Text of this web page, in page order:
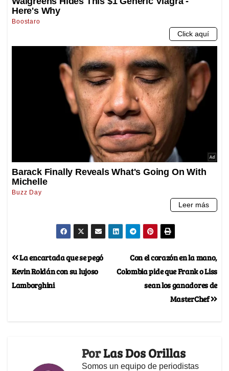
Con el corazón en la mano,
Colombia pide que Frank o Liss
sean los ganadores de
MasterChef
La encartada que se pegó
Kevin Roldán con su lujoso
Lamborghini
PorLas Dos Orillas
Somos un equipo de periodistas